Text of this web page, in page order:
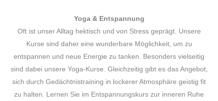
Yoga & Entspannung
Oft ist unser Alltag hektisch und von Stress geprägt. Unsere
Kurse sind daher eine wunderbare Möglichkeit, um zu
entspannen und neue Energie zu tanken. Besonders vielseitig
sind dabei unsere Yoga-Kurse. Gleichzeitig gibt es das Angebot,
sich durch Gedächtnistraining in lockerer Atmosphäre geistig fit
zu halten. Lernen Sie im Entspannungskurs zur inneren Ruhe